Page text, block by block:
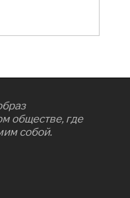
обществе, где
собой.